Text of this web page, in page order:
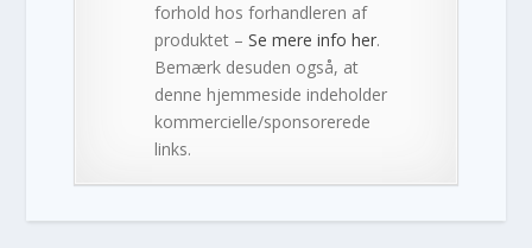
forhold hos forhandleren af
produktet –Se mere info her.
Bemærk desuden også, at
denne hjemmeside indeholder
kommercielle/sponsorerede
links.